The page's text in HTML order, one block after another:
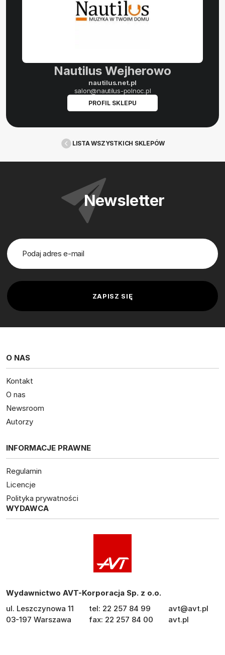
Nautilus Wejherowo
nautilus.net.pl
salon@nautilus-polnoc.pl
PROFIL SKLEPU
LISTA WSZYSTKICH SKLEPÓW
Newsletter
O NAS
Kontakt
O nas
Newsroom
Autorzy
INFORMACJE PRAWNE
Regulamin
Licencje
Polityka prywatności
WYDAWCA
Wydawnictwo AVT-Korporacja Sp. z o.o.
ul. Leszczynowa 11
03-197 Warszawa
tel: 22 257 84 99
fax: 22 257 84 00
avt@avt.pl
avt.pl